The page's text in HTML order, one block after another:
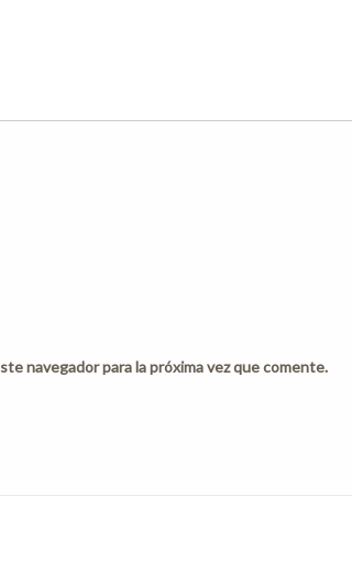
navegador para la próxima vez que comente.